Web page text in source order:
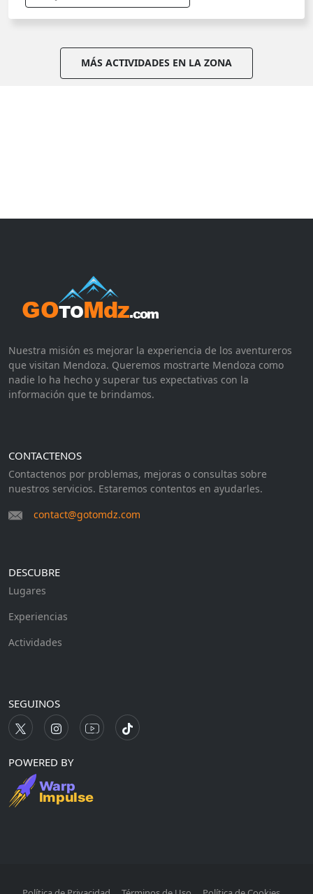
MÁS ACTIVIDADES EN LA ZONA
Nuestra misión es mejorar la experiencia de los aventureros
que visitan Mendoza. Queremos mostrarte Mendoza como
nadie lo ha hecho y superar tus expectativas con la
información que te brindamos.
CONTACTENOS
Contactenos por problemas, mejoras o consultas sobre
nuestros servicios. Estaremos contentos en ayudarles.
contact@gotomdz.com
DESCUBRE
Lugares
Experiencias
Actividades
SEGUINOS
POWERED BY